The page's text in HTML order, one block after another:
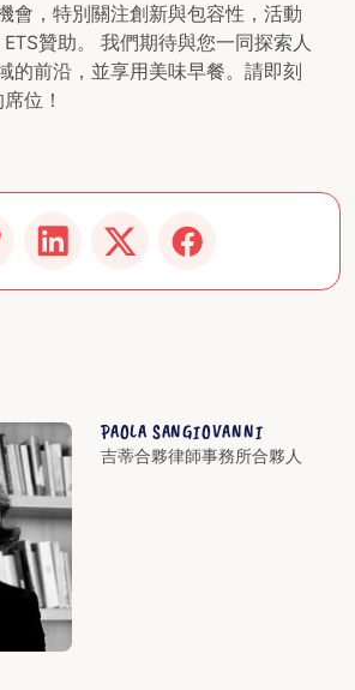
會，特別關注創新與包容性，活動
贊助。 我們期待與您一同探索人
的前沿，並享用美味早餐。請即刻
位！
PAOLA SANGIOVANNI
吉蒂合夥律師事務所合夥人